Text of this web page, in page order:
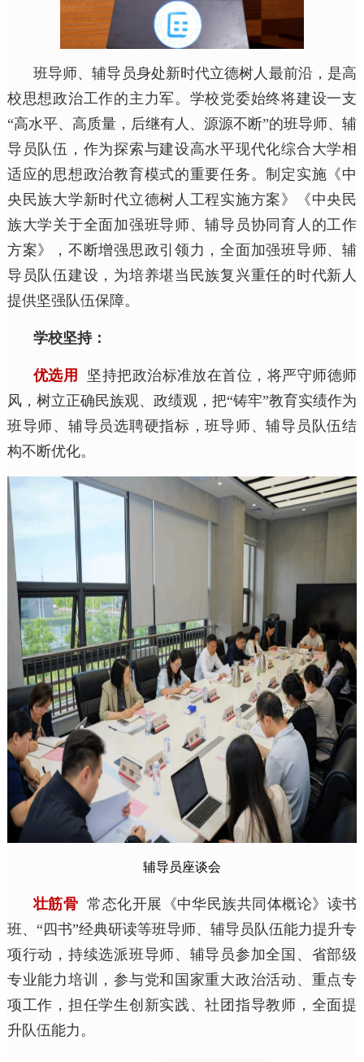
班导师、辅导员身处新时代立德树人最前沿，是高
校思想政治工作的主力军。学校党委始终将建设一支
“高水平、高质量，后继有人、源源不断”的班导师、辅
导员队伍，作为探索与建设高水平现代化综合大学相
适应的思想政治教育模式的重要任务。制定实施《中
央民族大学新时代立德树人工程实施方案》《中央民
族大学关于全面加强班导师、辅导员协同育人的工作
方案》，不断增强思政引领力，全面加强班导师、辅
导员队伍建设，为培养堪当民族复兴重任的时代新人
提供坚强队伍保障。
学校坚持：
优选用
坚持把政治标准放在首位，将严守师德师
风，树立正确民族观、政绩观，把“铸牢”教育实绩作为
班导师、辅导员选聘硬指标，班导师、辅导员队伍结
构不断优化。
辅导员座谈会
壮筋骨 常态化开展《中华民族共同体概论》读书
班、“四书”经典研读等班导师、辅导员队伍能力提升专
项行动，持续选派班导师、辅导员参加全国、省部级
专业能力培训，参与党和国家重大政治活动、重点专
项工作，担任学生创新实践、社团指导教师，全面提
升队伍能力。